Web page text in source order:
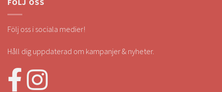
Följ oss i sociala medier!
Håll dig uppdaterad om kampanjer & nyheter.